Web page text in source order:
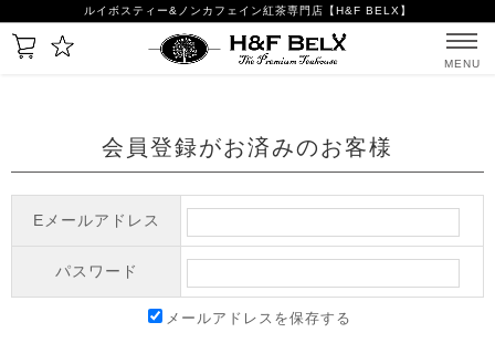
ルイボスティー&ノンカフェイン紅茶専門店【H&F BELX】
MENU
会員登録がお済みのお客様
Eメールアドレス
パスワード
メールアドレスを保存する